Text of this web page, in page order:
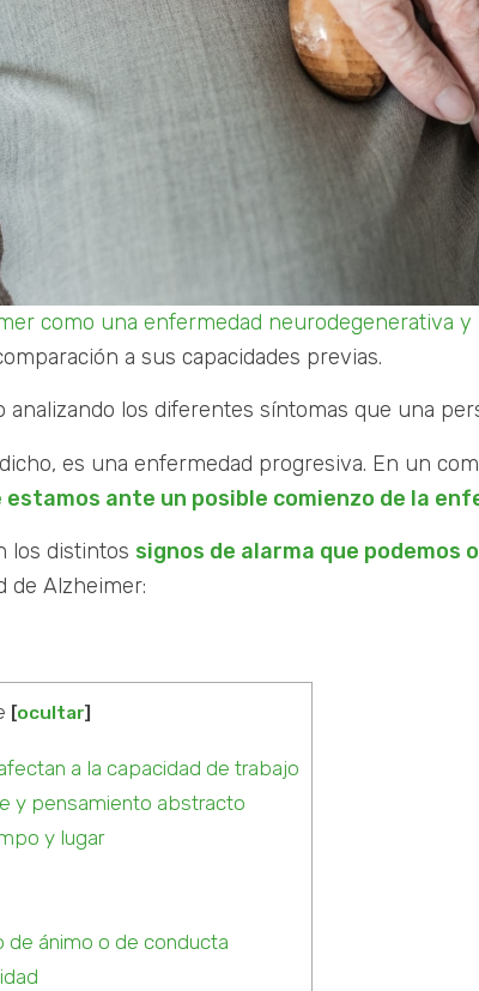
como una enfermedad neurodegenerativa y
a sus capacidades previas.
analizando los diferentes síntomas que una
es una enfermedad progresiva. En un
ante un posible comienzo de la
los distintos signos de alarma que podemos
de Alzheimer:
[ocultar]
a la capacidad de trabajo
y pensamiento abstracto
y lugar
de ánimo o de conducta